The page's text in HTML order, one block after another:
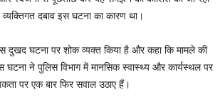
दबाव इस घटना का कारण था।
दुखद घटना पर शोक व्यक्त किया है और कहा कि मामले की
घटना ने पुलिस विभाग में मानसिक स्वास्थ्य और कार्यस्थल पर
पर एक बार फिर सवाल उठाए हैं।